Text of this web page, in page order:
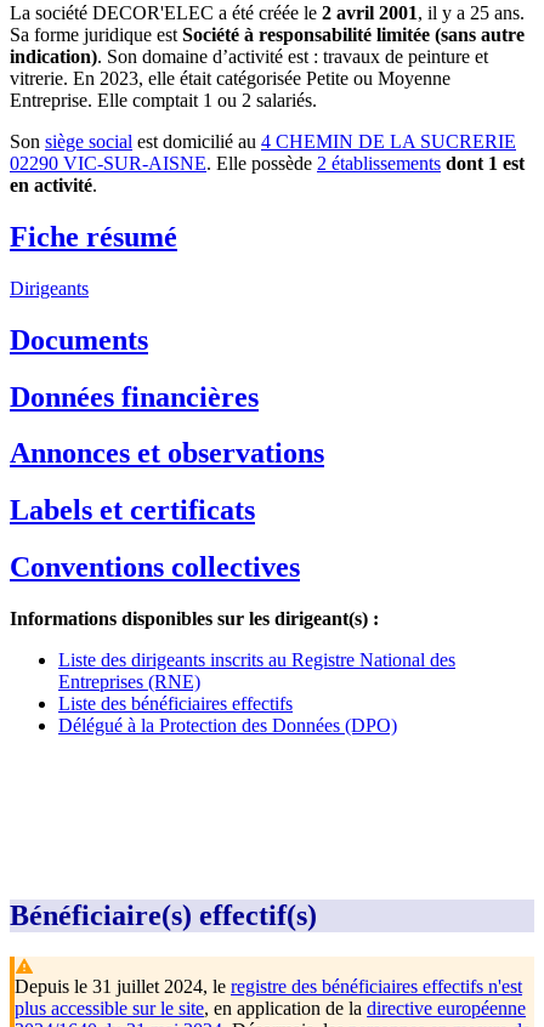
La société DECOR'ELEC a été créée le 2 avril 2001, il y a 25 ans.
Sa forme juridique est Société à responsabilité limitée (sans autre
indication). Son domaine d’activité est : travaux de peinture et
vitrerie. En 2023, elle était catégorisée Petite ou Moyenne
Entreprise. Elle comptait 1 ou 2 salariés.
Son siège social est domicilié au 4 CHEMIN DE LA SUCRERIE
02290 VIC-SUR-AISNE. Elle possède 2 établissements dont 1 est
en activité.
Fiche résumé
Dirigeants
Documents
Données financières
Annonces et observations
Labels et certificats
Conventions collectives
Informations disponibles sur les dirigeant(s) :
Liste des dirigeants inscrits au Registre National des
Entreprises (RNE)
Liste des bénéficiaires effectifs
Délégué à la Protection des Données (DPO)
Bénéficiaire(s) effectif(s)
Depuis le 31 juillet 2024, le registre des bénéficiaires effectifs n'est
plus accessible sur le site, en application de la directive européenne